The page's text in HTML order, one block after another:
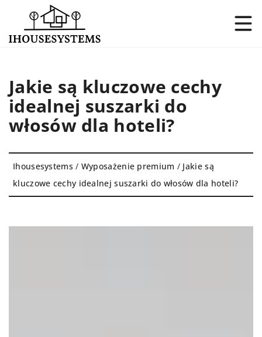
Jakie są kluczowe cechy
idealnej suszarki do
włosów dla hoteli?
Ihousesystems / Wyposażenie premium / Jakie są
kluczowe cechy idealnej suszarki do włosów dla hoteli?